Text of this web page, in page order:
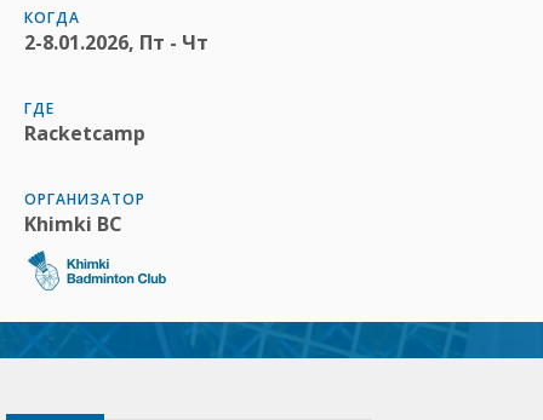
КОГДА
2-8.01.2026, Пт - Чт
ГДЕ
Racketcamp
ОРГАНИЗАТОР
Khimki BC